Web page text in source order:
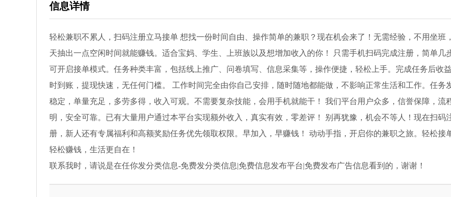
信息详情
轻松兼职不累人，扫码注册立马接单 想找一份时间自由、操作简单的兼职？现在机会来了！无需经验，不用坐班
天抽出一点空闲时间就能赚钱。适合宝妈、学生、上班族以及想增加收入的你！ 只需手机扫码完成注册，简单几
可开启接单模式。任务种类丰富，包括线上推广、问卷填写、信息采集等，操作便捷，轻松上手。完成任务后收
时到账，提现快速，无任何门槛。 工作时间完全由你自己安排，随时随地都能做，不影响正常生活和工作。任务
稳定，单量充足，多劳多得，收入可观。不需要复杂技能，会用手机就能干！ 我们平台用户众多，信誉保障，流
明，安全可靠。已有大量用户通过本平台实现额外收入，真实有效，零差评！ 别再犹豫，机会不等人！现在扫码
册，新人还有专属福利和高额奖励任务优先领取权限。早加入，早赚钱！ 动动手指，开启你的兼职之旅。轻松接
轻松赚钱，生活更自在！
联系我时，请说是在任你发分类信息-免费发分类信息|免费信息发布平台|免费发布广告信息看到的，谢谢！